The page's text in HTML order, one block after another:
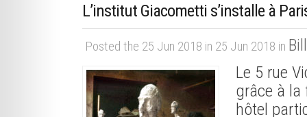
L’institut Giacometti s’installe à
Posted the 25 Jun 2018 in 25 Jun 2018 in
Le 5 rue
grâce à la
hôtel